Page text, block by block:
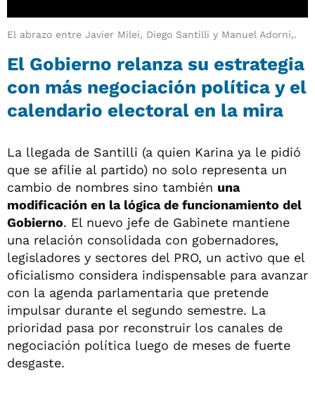
El abrazo entre Javier Milei, Diego Santilli y Manuel Adorni,.
El Gobierno relanza su estrategia
con más negociación política y el
calendario electoral en la mira
La llegada de Santilli (a quien Karina ya le pidió
que se afilie al partido) no solo representa un
cambio de nombres sino también una
modificación en la lógica de funcionamiento del
Gobierno. El nuevo jefe de Gabinete mantiene
una relación consolidada con gobernadores,
legisladores y sectores del PRO, un activo que el
oficialismo considera indispensable para avanzar
con la agenda parlamentaria que pretende
impulsar durante el segundo semestre. La
prioridad pasa por reconstruir los canales de
negociación política luego de meses de fuerte
desgaste.